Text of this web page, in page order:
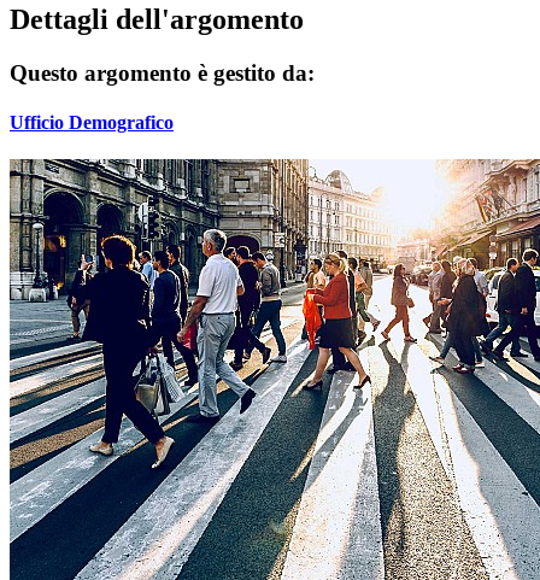
Dettagli dell'argomento
Questo argomento è gestito da:
Ufficio Demografico